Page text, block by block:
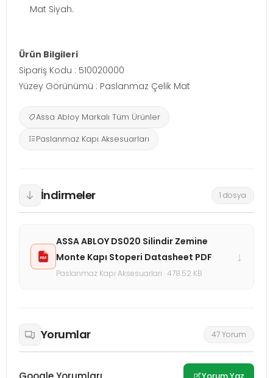
Mat Siyah.
Ürün Bilgileri
Sipariş Kodu : 510020000
Yüzey Görünümü : Paslanmaz Çelik Mat
Assa Abloy Markalı Tüm Ürünler
Paslanmaz Kapı Aksesuarları
İndirmeler 1 dosya
ASSA ABLOY DS020 Silindir Zemine
Monte Kapı Stoperi Datasheet PDF
Paslanmaz Kapı Aksesuarları · 478.52 KB
↓
Yorumlar 47 Yorum
Yorum Yaz